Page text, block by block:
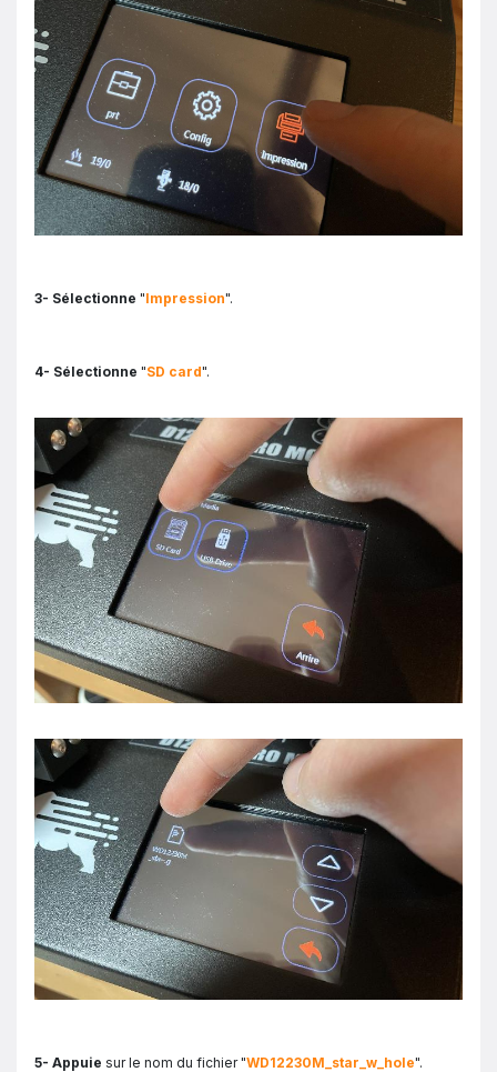
3- Sélectionne "Impression".
4- Sélectionne "SD card".
5- Appuie sur le nom du fichier "WD12230M_star_w_hole".